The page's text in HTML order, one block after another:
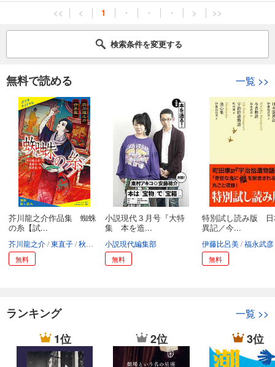
<< < 1 ・ ・ ・ > >>
検索条件を変更する
無料で読める 一覧 >>
芥川龍之介作品集 蜘蛛
の糸【試...
芥川龍之介 東直子 秋赤音
無料
小説現代３月号『大特
集 本を造...
小説現代編集部
無料
特別試し読み版 日
異記／今...
伊藤比呂美 福永武彦
無料
ランキング 一覧 >>
1位 2位 3位